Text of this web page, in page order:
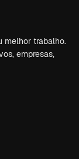
melhor trabalho.
empresas,